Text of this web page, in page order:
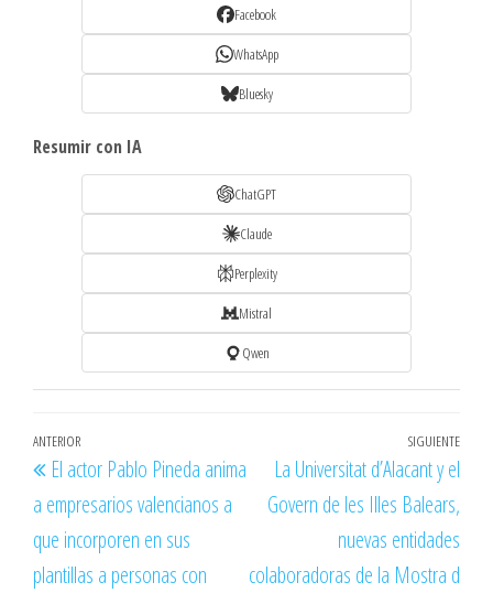
Facebook
WhatsApp
Bluesky
Resumir con IA
ChatGPT
Claude
Perplexity
Mistral
Qwen
Navegación
de
entradas
Entrada
anterior
ANTERIOR
El actor Pablo Pineda anima
a empresarios valencianos a
que incorporen en sus
plantillas a personas con
SIGUIENTE
La Universitat d’Alacant y el
Govern de les Illes Balears,
nuevas entidades
colaboradoras de la Mostra d